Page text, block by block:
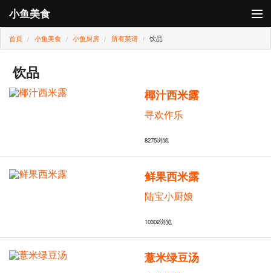
小鱼美食
登录
小鱼厨房
小鱼卡
首页 小鱼美食 小鱼厨房 所有菜谱 饮品
饮品
椰汁西米露
寻欢作乐
8275浏览
鲜果西米露
陆宝小厨娘
10302浏览
薏米绿豆汤